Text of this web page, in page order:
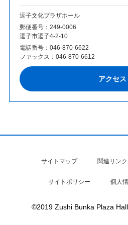
逗子文化プラザホール
郵便番号：249‐0006
逗子市逗子4-2-10
電話番号： 046-870-6622
ファックス： 046-870-6612
アクセス
サイトマップ 関連リンク
サイトポリシー 個人
©2019 Zushi Bunka Plaza